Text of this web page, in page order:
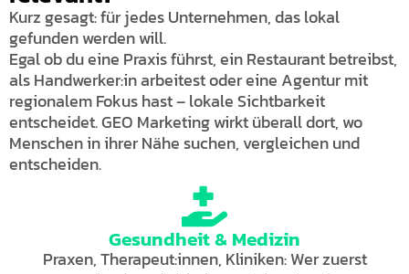
Kurz gesagt: für jedes Unternehmen, das lokal
gefunden werden will.
Egal ob du eine Praxis führst, ein Restaurant betreibst,
als Handwerker:in arbeitest oder eine Agentur mit
regionalem Fokus hast – lokale Sichtbarkeit
entscheidet. GEO Marketing wirkt überall dort, wo
Menschen in ihrer Nähe suchen, vergleichen und
entscheiden.
Gesundheit & Medizin
Praxen, Therapeut:innen, Kliniken: Wer zuerst